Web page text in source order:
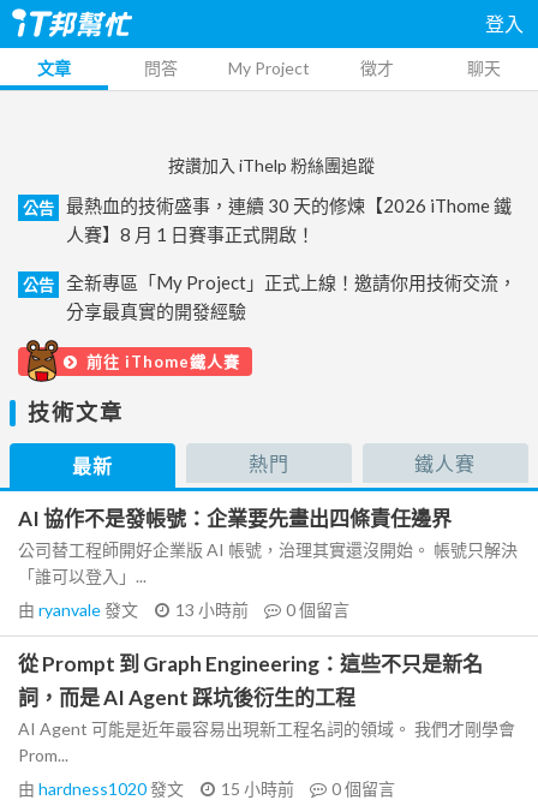
登入
文章 問答 My Project 徵才 聊天
按讚加入 iThelp 粉絲團追蹤
公告
最熱血的技術盛事，連續 30 天的修煉【2026 iThome 鐵
人賽】8 月 1 日賽事正式開啟！
公告
全新專區「My Project」正式上線！邀請你用技術交流，
分享最真實的開發經驗
前往 iThome鐵人賽
技術文章
最新 熱門 鐵人賽
AI 協作不是發帳號：企業要先畫出四條責任邊界
公司替工程師開好企業版 AI 帳號，治理其實還沒開始。 帳號只解決
「誰可以登入」...
由 ryanvale發文 13 小時前 0個留言
從 Prompt 到 Graph Engineering：這些不只是新名
詞，而是 AI Agent 踩坑後衍生的工程
AI Agent 可能是近年最容易出現新工程名詞的領域。 我們才剛學會
Prom...
由 hardness1020發文 15 小時前 0個留言